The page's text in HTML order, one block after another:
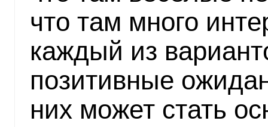
что там много
каждый из
позитивные
них может стать